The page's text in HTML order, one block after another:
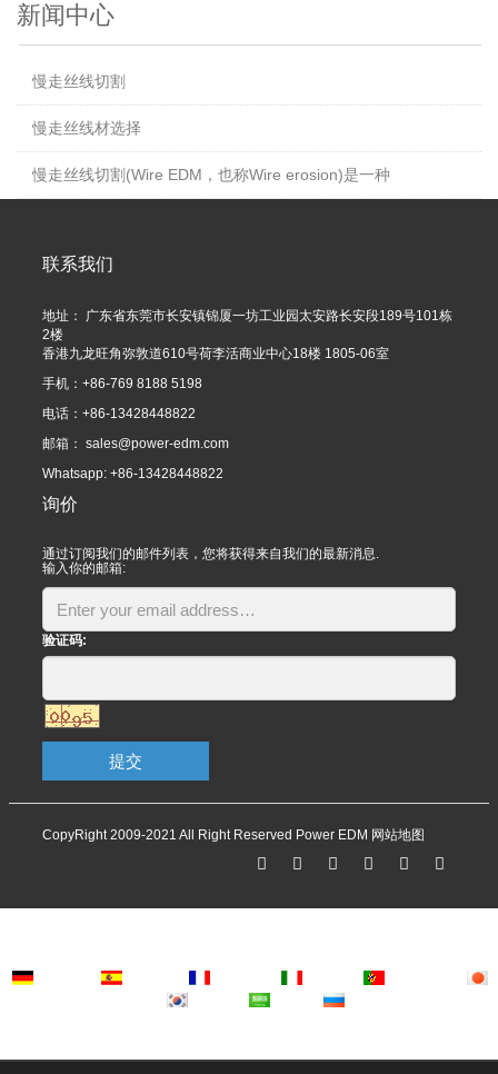
新闻中心
慢走丝线切割
慢走丝线材选择
慢走丝线切割(Wire EDM，也称Wire erosion)是一种
联系我们
地址： 广东省东莞市长安镇锦厦一坊工业园太安路长安段189号101栋
2楼
香港九龙旺角弥敦道610号荷李活商业中心18楼 1805-06室
手机：+86-769 8188 5198
电话：+86-13428448822
邮箱： sales@power-edm.com
Whatsapp: +86-13428448822
询价
通过订阅我们的邮件列表，您将获得来自我们的最新消息.
输入你的邮箱:
验证码:
提交
CopyRight 2009-2021 All Right Reserved Power EDM 网站地图